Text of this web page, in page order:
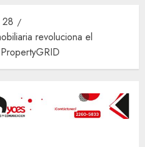
28
revoluciona el